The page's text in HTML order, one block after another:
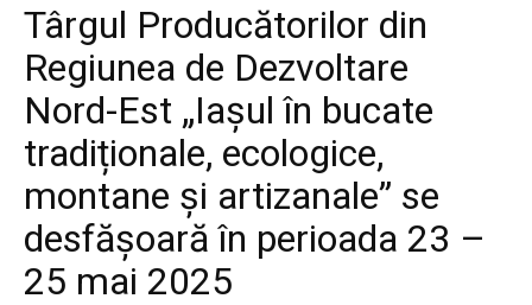
Târgul Producătorilor din
Regiunea de Dezvoltare
Nord-Est „Iașul în bucate
tradiționale, ecologice,
montane și artizanale” se
desfășoară în perioada 23 –
25 mai 2025